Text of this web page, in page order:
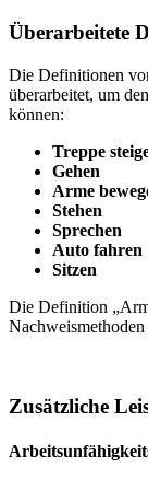
Überarbeitete
Die Definitionen
überarbeitet, um
können:
Treppe
Gehen
Arme
Stehen
Sprechen
Auto fahren
Sitzen
Die Definition
Zusätzliche